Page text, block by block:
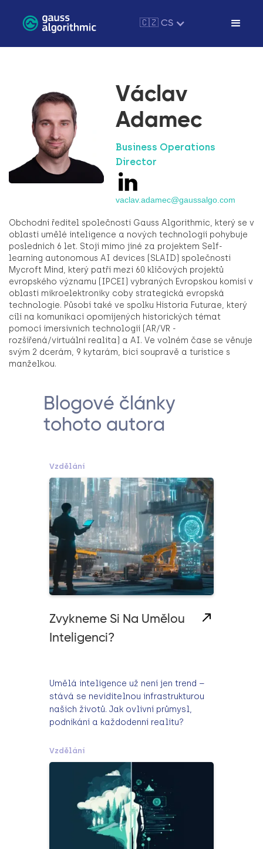
🇨🇿 CS
Václav
Adamec
Business Operations
Director
vaclav.adamec@gaussalgo.com
Obchodní ředitel společnosti Gauss Algorithmic, který se v
oblasti umělé inteligence a nových technologií pohybuje
posledních 6 let. Stojí mimo jiné za projektem Self-
learning autonomous AI devices (SLAID) společnosti
Mycroft Mind, který patří mezi 60 klíčových projektů
evropského významu (IPCEI) vybraných Evropskou komisí v
oblasti mikroelektroniky coby strategická evropská
technologie. Působí také ve spolku Historia Futurae, který
cílí na komunikaci opomíjených historických témat
pomocí imersivních technologií (AR/VR -
rozšířená/virtuální realita) a AI. Ve volném čase se věnuje
svým 2 dcerám, 9 kytarám, bicí soupravě a turistice s
manželkou.
Blogové články
tohoto autora
Vzdělání
Zvykneme Si Na Umělou
Inteligenci?
Umělá inteligence už není jen trend –
stává se neviditelnou infrastrukturou
našich životů. Jak ovlivní průmysl,
podnikání a každodenní realitu?
Vzdělání